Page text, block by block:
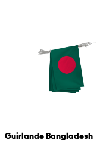
Guirlande Bangladesh